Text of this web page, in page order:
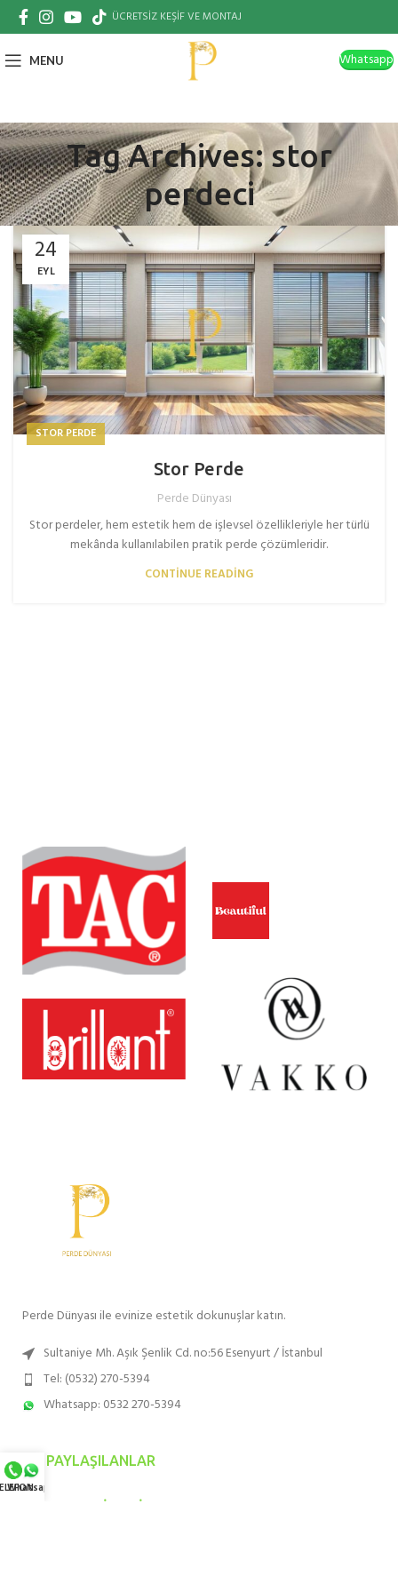
ÜCRETSİZ KEŞİF VE MONTAJ
MENU Whatsapp
Tag Archives: stor
perdeci
24
EYL
STOR PERDE
Stor Perde
Perde Dünyası
Stor perdeler, hem estetik hem de işlevsel özellikleriyle her türlü
mekânda kullanılabilen pratik perde çözümleridir.
CONTINUE READING
Perde Dünyası ile evinize estetik dokunuşlar katın.
Sultaniye Mh. Aşık Şenlik Cd. no:56 Esenyurt / İstanbul
Tel: (0532) 270-5394
Whatsapp: 0532 270-5394
SON PAYLAŞILANLAR
Whatsapp